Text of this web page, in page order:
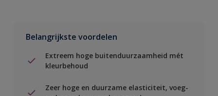
Belangrijkste voordelen
Extreem hoge buitenduurzaamheid mét
kleurbehoud
Zeer hoge en duurzame elasticiteit, voeg-